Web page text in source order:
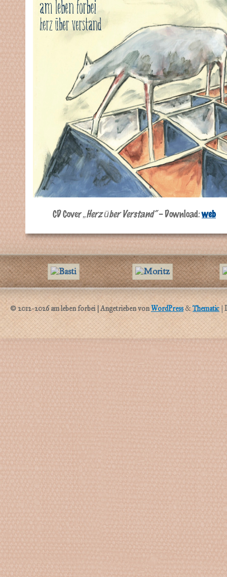
CD Cover„Herz über Verstand“– Download:web
© 2012-2026 am leben forbei| Angetrieben vonWordPress&Thematic |